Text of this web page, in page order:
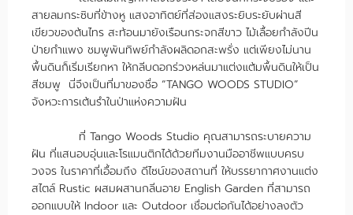
สายลมกระซิบที่ข้างหู แสงอาทิตย์ที่ส่องแสงระยิบระยับผ่านสี
เขียวของต้นไทร สะท้อนมายังเรือนกระจกสีขาว ไม้เลื้อยกำลังปีน
ป่ายกำแพง ชมพูพันทิพย์กำลังผลิดอกสะพรั่ง แต่เพียงไม่นาน
พื้นดินก็เริ่มเรียกหา ให้กลีบดอกร่วงหล่นมาแต่งแต้มพื้นดินให้เป็น
สีชมพู นี่จึงเป็นที่มาของชื่อ “TANGO WOODS STUDIO”
จังหวะการเต้นรำในป่าแห่งความฝัน
ที่ Tango Woods Studio คุณสามารถระบายความ
ฝัน ที่แสนอบอุ่นและโรแมนติกได้ด้วยทีมงานมืออาชีพแบบครบ
วงจร ในราคาที่เอื้อมถึง ดีไซน์ของสถานที่ ให้บรรยากาศงานแต่ง
สไตล์ Rustic ผสมผสานกลิ่นอาย English Garden ที่สามารถ
ออกแบบให้ Indoor และ Outdoor เชื่อมต่อกันได้อย่างลงตัว